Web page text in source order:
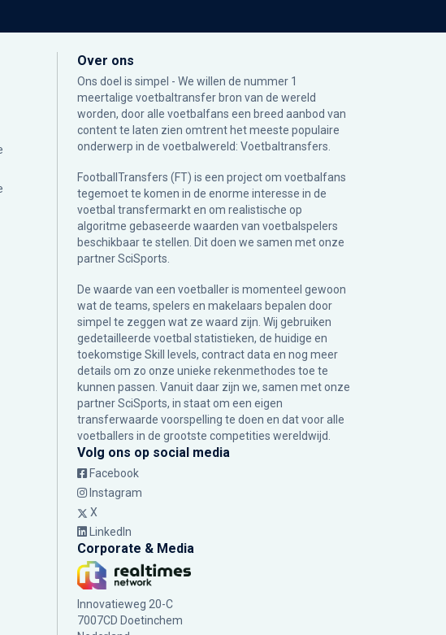
Over ons
Ons doel is simpel - We willen de nummer 1
meertalige voetbaltransfer bron van de wereld
worden, door alle voetbalfans een breed aanbod van
content te laten zien omtrent het meeste populaire
onderwerp in de voetbalwereld: Voetbaltransfers.
FootballTransfers (FT) is een project om voetbalfans
tegemoet te komen in de enorme interesse in de
voetbal transfermarkt en om realistische op
algoritme gebaseerde waarden van voetbalspelers
beschikbaar te stellen. Dit doen we samen met onze
partnerSciSports
De waarde van een voetballer is momenteel gewoon
wat de teams, spelers en makelaars bepalen door
simpel te zeggen wat ze waard zijn. Wij gebruiken
gedetailleerde voetbal statistieken, de huidige en
toekomstige Skill levels, contract data en nog meer
details om zo onze unieke rekenmethodes toe te
kunnen passen. Vanuit daar zijn we, samen met onze
partner SciSports, in staat om een eigen
transferwaarde voorspelling te doen en dat voor alle
voetballers in de grootste competities wereldwijd.
Volg ons op social media
Facebook
Instagram
X
LinkedIn
Corporate & Media
Innovatieweg 20-C
7007CD Doetinchem